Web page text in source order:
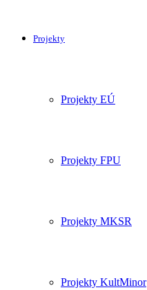
Projekty
Projekty EÚ
Projekty FPU
Projekty MKSR
Projekty KultMinor